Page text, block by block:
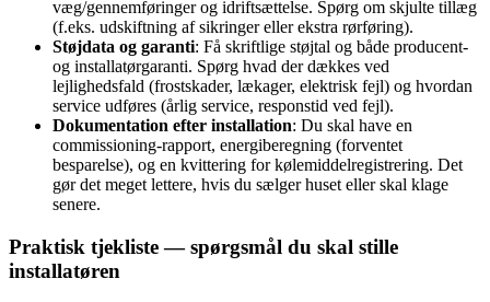
væg/gennemføringer og idriftsættelse. Spørg om skjulte tillæg
(f.eks. udskiftning af sikringer eller ekstra rørføring).
Støjdata og garanti: Få skriftlige støjtal og både producent‑
og installatørgaranti. Spørg hvad der dækkes ved
lejlighedsfald (frostskader, lækager, elektrisk fejl) og hvordan
service udføres (årlig service, responstid ved fejl).
Dokumentation efter installation: Du skal have en
commissioning‑rapport, energiberegning (forventet
besparelse), og en kvittering for kølemiddelregistrering. Det
gør det meget lettere, hvis du sælger huset eller skal klage
senere.
Praktisk tjekliste — spørgsmål du skal stille
installatøren